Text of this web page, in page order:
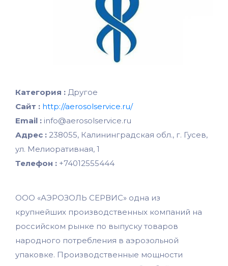
Категория : Другое
Сайт : http://aerosolservice.ru/
Email : info@aerosolservice.ru
Адрес : 238055, Калининградская обл., г. Гусев,
ул. Мелиоративная, 1
Телефон : +74012555444
ООО «АЭРОЗОЛЬ СЕРВИС» одна из
крупнейших производственных компаний на
российском рынке по выпуску товаров
народного потребления в аэрозольной
упаковке. Производственные мощности